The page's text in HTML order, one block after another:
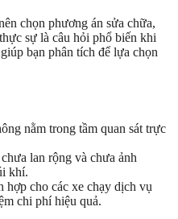
chọn phương án sửa chữa,
sự là câu hỏi phổ biến khi
bạn phân tích để lựa chọn
nằm trong tầm quan sát trực
lan rộng và chưa ảnh
khí.
hợp cho các xe chạy dịch vụ
chi phí hiệu quả.